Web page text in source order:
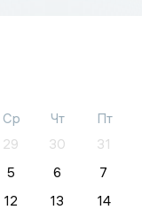
Ср Чт Пт
29 30 31
5 6 7
12 13 14